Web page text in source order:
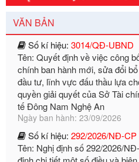
VĂN BẢN
Tên: Quyết định về việc công
chính ban hành mới, sửa đổi
đầu tư, lĩnh vực đấu thầu lựa
quyền giải quyết của Sở Tài
tế Đông Nam Nghệ An
Ngày ban hành: 23/09/2026
Số kí hiệu:292/2026/NĐ-CP
Tên: Nghị định số 292/2026/
định chi tiết một số điều và
dẫn thi hành Luật Quản lý ngoại
Ngày ban hành: 21/07/2026